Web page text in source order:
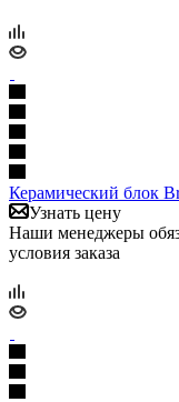
Керамический блок
Узнать цену
Наши менеджеры
условия заказа